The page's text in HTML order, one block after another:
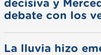
decisiva y
debate con los
La lluvia hizo